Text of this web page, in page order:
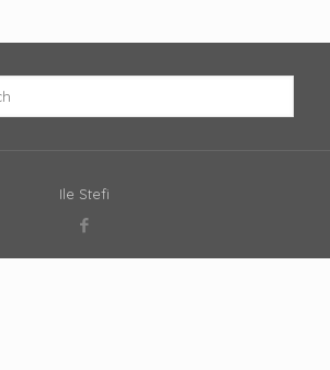
Ile Stefi